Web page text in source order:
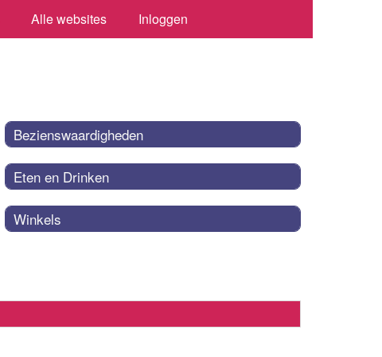
Alle websites Inloggen
Bezienswaardigheden
Eten en Drinken
Winkels